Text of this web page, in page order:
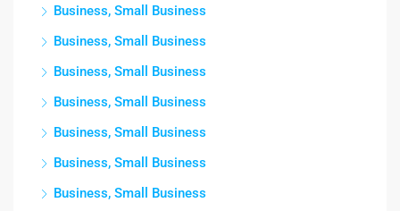
Business, Small Business
Business, Small Business
Business, Small Business
Business, Small Business
Business, Small Business
Business, Small Business
Business, Small Business